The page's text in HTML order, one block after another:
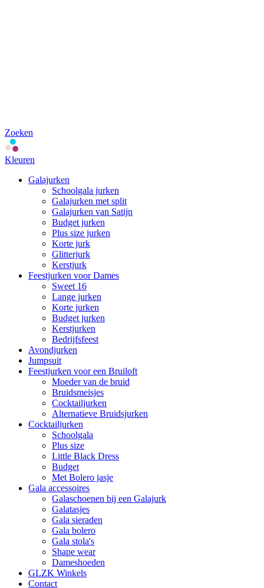
Zoeken
Kleuren
Galajurken
Schoolgala jurken
Galajurken met split
Galajurken van Satijn
Budget jurken
Plus size jurken
Korte jurk
Glitterjurk
Kerstjurk
Feestjurken voor Dames
Sweet 16
Lange jurken
Korte jurken
Budget jurken
Kerstjurken
Bedrijfsfeest
Avondjurken
Jumpsuit
Feestjurken voor een Bruiloft
Moeder van de bruid
Bruidsmeisjes
Cocktailjurken
Alternatieve Bruidsjurken
Cocktailjurken
Schoolgala
Plus size
Little Black Dress
Budget
Met Bolero jasje
Gala accessoires
Galaschoenen bij een Galajurk
Galatasjes
Gala sieraden
Gala bolero
Gala stola's
Shape wear
Dameshoeden
GLZK Winkels
Contact